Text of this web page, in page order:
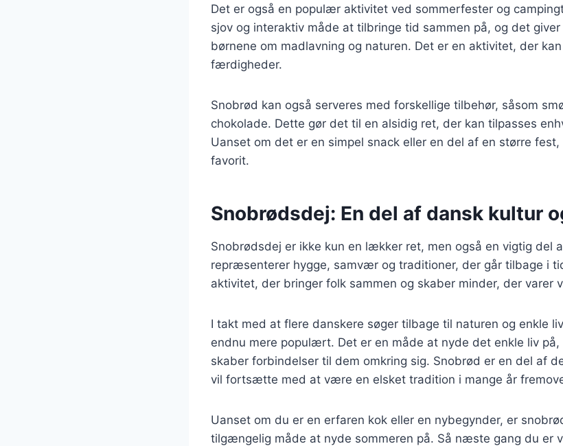
Det er også en populær aktivitet ved sommerfester og
sjov og interaktiv måde at tilbringe tid sammen på, og det
børnene om madlavning og naturen. Det er en aktivitet, der
færdigheder.
Snobrød kan også serveres med forskellige tilbehør, såsom
chokolade. Dette gør det til en alsidig ret, der kan tilpasses
Uanset om det er en simpel snack eller en del af en større
favorit.
Snobrødsdej: En del af dansk kultur
Snobrødsdej er ikke kun en lækker ret, men også en vigtig del
repræsenterer hygge, samvær og traditioner, der går tilbage i
aktivitet, der bringer folk sammen og skaber minder, der varer
I takt med at flere danskere søger tilbage til naturen og enkle
endnu mere populært. Det er en måde at nyde det enkle liv
skaber forbindelser til dem omkring sig. Snobrød er en del af
vil fortsætte med at være en elsket tradition i mange år
Uanset om du er en erfaren kok eller en nybegynder, er
tilgængelig måde at nyde sommeren på. Så næste gang du er